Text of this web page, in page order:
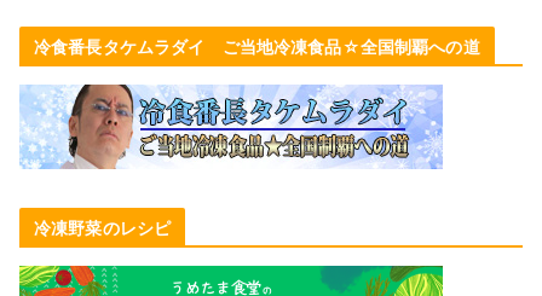
冷食番長タケムラダイ ご当地冷凍食品☆全国制覇への道
冷凍野菜のレシピ